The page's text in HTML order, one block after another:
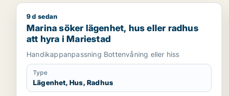
Marina söker lägenhet, hus eller radhus att hyra i
9 d sedan
Marina söker lägenhet, hus eller radhus
att hyra i Mariestad
Handikappanpassning Bottenvåning eller hiss
Type
Lägenhet, Hus, Radhus